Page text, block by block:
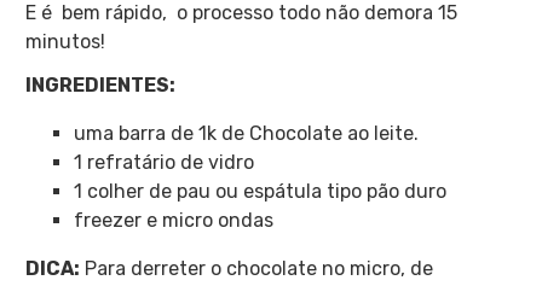
E é bem rápido, o processo todo não demora 15
minutos!
INGREDIENTES:
uma barra de 1k de Chocolate ao leite.
1 refratário de vidro
1 colher de pau ou espátula tipo pão duro
freezer e micro ondas
DICA: Para derreter o chocolate no micro, de